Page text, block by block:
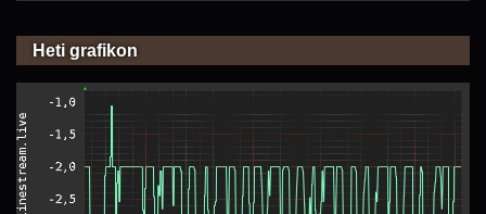
Heti grafikon